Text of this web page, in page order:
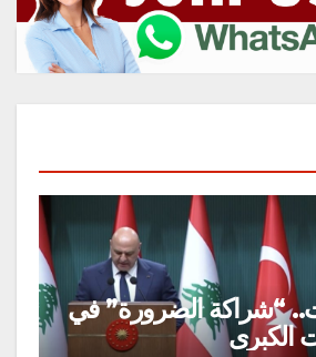
“شراكة الضرورة” في
الكبرى